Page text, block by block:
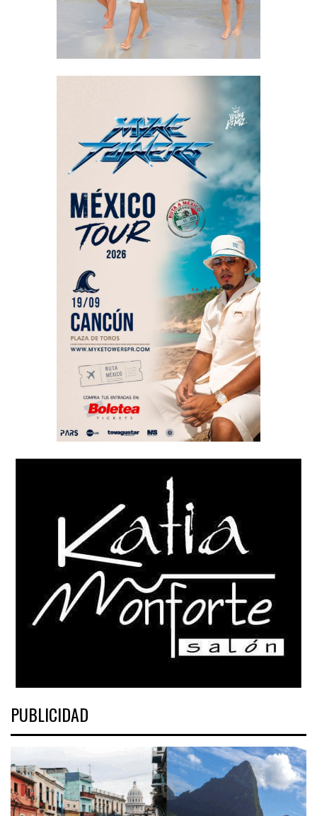
PUBLICIDAD